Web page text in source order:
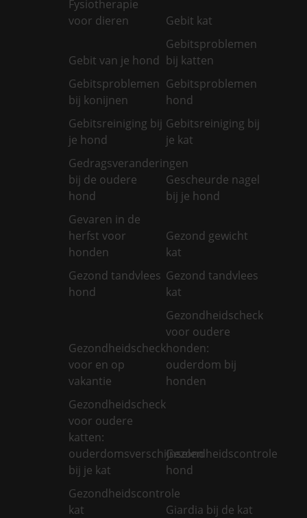
Fysiotherapie
voor dieren
Gebit kat
Gebit van je hond
Gebitsproblemen
bij katten
Gebitsproblemen
bij konijnen
Gebitsproblemen
hond
Gebitsreiniging bij
je hond
Gebitsreiniging bij
je kat
Gedragsveranderingen
bij de oudere
hond
Gescheurde nagel
bij je hond
Gevaren in de
herfst voor
honden
Gezond gewicht
kat
Gezond tandvlees
hond
Gezond tandvlees
kat
Gezondheidscheck
voor en op
vakantie
Gezondheidscheck
voor oudere
honden:
ouderdom bij
honden
Gezondheidscheck
voor oudere
katten:
ouderdomsverschijnselen
bij je kat
Gezondheidscontrole
hond
Gezondheidscontrole
kat
Giardia bij de kat